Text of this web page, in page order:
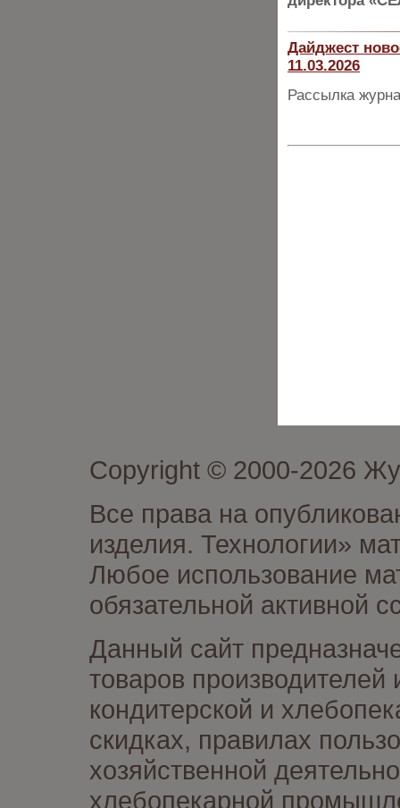
Дайджест
11.03.2026
Рассылка
Copyright © 2000-2026
Все права на
изделия. Технологии»
Любое использование
обязательной активной
Данный сайт
товаров
кондитерской и
скидках, правилах
хозяйственной
хлебопекарной